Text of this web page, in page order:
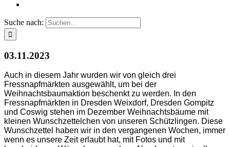
Suche nach:
03.11.2023
Auch in diesem Jahr wurden wir von gleich drei
Fressnapfmärkten ausgewählt, um bei der
Weihnachtsbaumaktion beschenkt zu werden. In den
Fressnapfmärkten in Dresden Weixdorf, Dresden Gompitz
und Coswig stehen im Dezember Weihnachtsbäume mit
kleinen Wunschzettelchen von unseren Schützlingen. Diese
Wunschzettel haben wir in den vergangenen Wochen, immer
wenn es unsere Zeit erlaubt hat, mit Fotos und mit